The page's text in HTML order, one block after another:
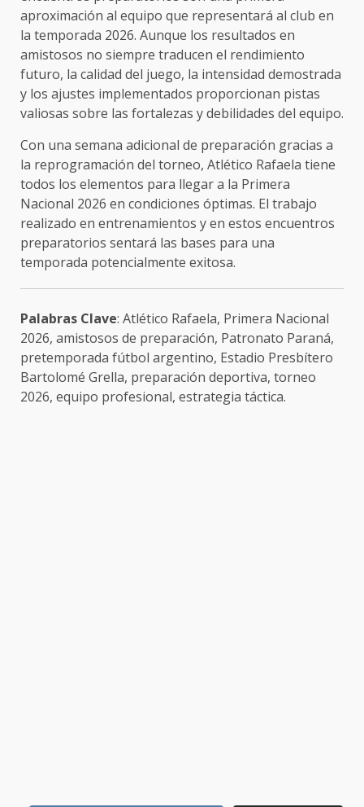
aproximación al equipo que representará al club en
la temporada 2026. Aunque los resultados en
amistosos no siempre traducen el rendimiento
futuro, la calidad del juego, la intensidad demostrada
y los ajustes implementados proporcionan pistas
valiosas sobre las fortalezas y debilidades del equipo.
Con una semana adicional de preparación gracias a
la reprogramación del torneo, Atlético Rafaela tiene
todos los elementos para llegar a la Primera
Nacional 2026 en condiciones óptimas. El trabajo
realizado en entrenamientos y en estos encuentros
preparatorios sentará las bases para una
temporada potencialmente exitosa.
Palabras Clave: Atlético Rafaela, Primera Nacional
2026, amistosos de preparación, Patronato Paraná,
pretemporada fútbol argentino, Estadio Presbítero
Bartolomé Grella, preparación deportiva, torneo
2026, equipo profesional, estrategia táctica.